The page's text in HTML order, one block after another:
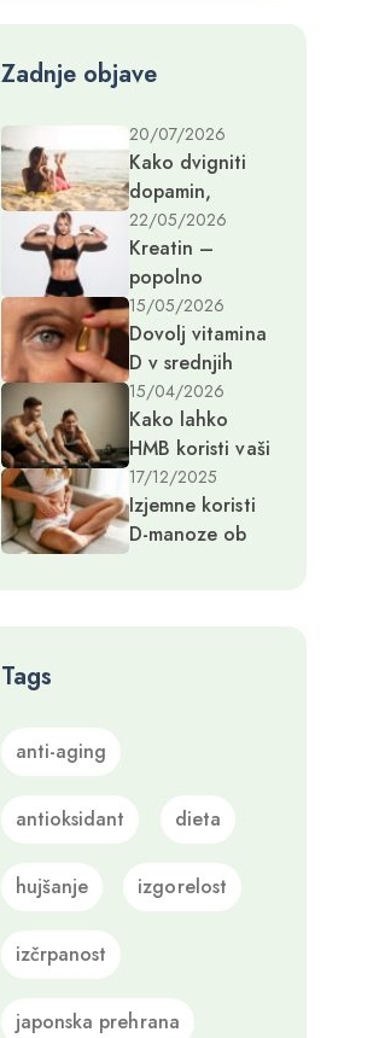
Zadnje objave
20/07/2026
Kako dvigniti
dopamin,
hormon sreče
in dobrega
počutja?
22/05/2026
Kreatin –
popolno
dopolnilo za
ženske v zrelih
letih
15/05/2026
Dovolj vitamina
D v srednjih
letih preprečuje
demenco
desetletja
kasneje
15/04/2026
Kako lahko
HMB koristi vaši
mišični in kostni
masi in s tem
zdravju
17/12/2025
Izjemne koristi
D-manoze ob
Tags
anti-aging
antioksidant dieta
hujšanje izgorelost
izčrpanost
japonska prehrana